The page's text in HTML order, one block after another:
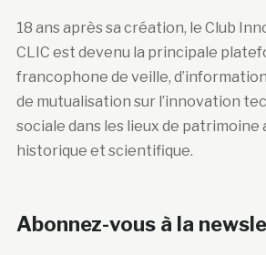
18 ans après sa création, le Club
CLIC est devenu la principale
francophone de veille,
de mutualisation sur l’innovation
sociale dans les lieux de patrimoine
historique et scientifique.
Abonnez-vous à la